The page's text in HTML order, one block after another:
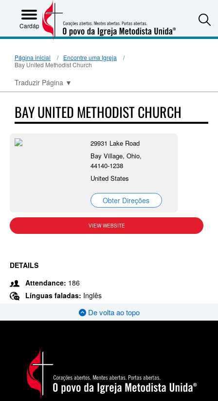
Cardápio
Página inicial
Encontre uma Igreja
Bay United Methodist Church
Traduzir Página ▼
BAY UNITED METHODIST CHURCH
29931 Lake Road
Bay Village, Ohio,
44140-1238
United States
Obter Direções
VIEW WEBSITE
DETAILS
Attendance: 186
Línguas faladas: Inglês
De volta ao topo